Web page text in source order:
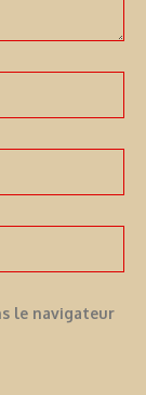
le navigateur